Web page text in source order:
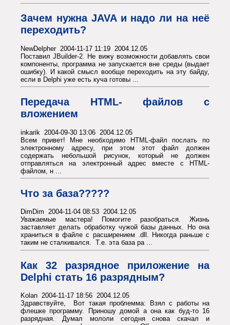
Зачем нужна JAVA и надо ли на неё
переходить?
NewDelpher 2004-11-17 11:19 2004.12.05
Поставил JBuilder-2. Не вижу возможности добавлять свои
компоненты, программа не запускается вне среды (выдает
ошибку). И какой смысл вообще переходить на эту байду,
если в Delphi уже есть куча готовы ...
Передача HTML- файлов с
вложением
inkarik 2004-09-30 13:06 2004.12.05
Всем привет! Мне необходимо HTML-файл послать по
электронному адресу, при этом этот файл должен
содержать небольшой рисунок, который не должен
отправляться на электронный адрес вместе с HTML-
файлом, н ...
Что за база?????
DimDim 2004-11-04 08:53 2004.12.05
Уважаемые мастера! Помогите разобраться. Жизнь
заставляет делать обработку чужой базы данных. Но она
храниться в файле с расширением .dll. Никогда раньше с
таким не сталкивался. Т.е. эта база ра ...
Как 32 разрядное приложение на
Delphi стать 16 разрядным?
Kolan 2004-11-17 18:56 2004.12.05
Здравствуйте, Вот такая проблемма: Взял с работы на
флешке программу. Приношу домой а она как буд-то 16
разрядная. Думал мололи сегодня снова скачал и